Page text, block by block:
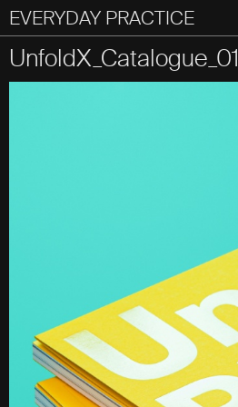
EVERYDAY PRACTICE
일상의실천
All Types
Graphic Editorial
Everyday
UnfoldX_Catalogue_01